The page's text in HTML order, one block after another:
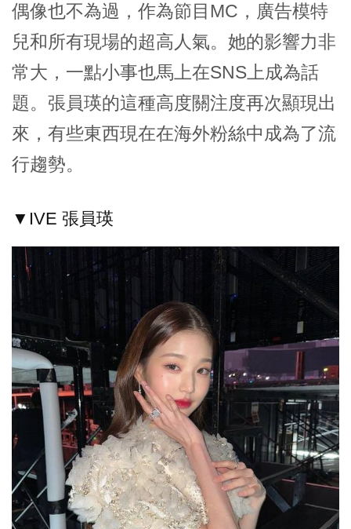
偶像也不為過，作為節目MC，廣告模特
兒和所有現場的超高人氣。她的影響力非
常大，一點小事也馬上在SNS上成為話
題。張員瑛的這種高度關注度再次顯現出
來，有些東西現在在海外粉絲中成為了流
行趨勢。
▼IVE 張員瑛